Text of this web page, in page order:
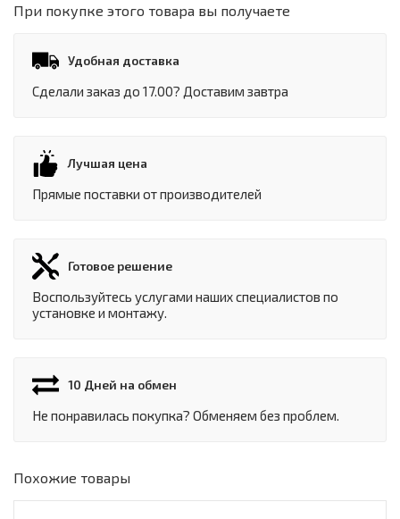
При покупке этого товара вы получаете
Удобная доставка
Сделали заказ до 17.00? Доставим завтра
Лучшая цена
Прямые поставки от производителей
Готовое решение
Воспользуйтесь услугами наших специалистов по
установке и монтажу.
10 Дней на обмен
Не понравилась покупка? Обменяем без проблем.
Похожие товары